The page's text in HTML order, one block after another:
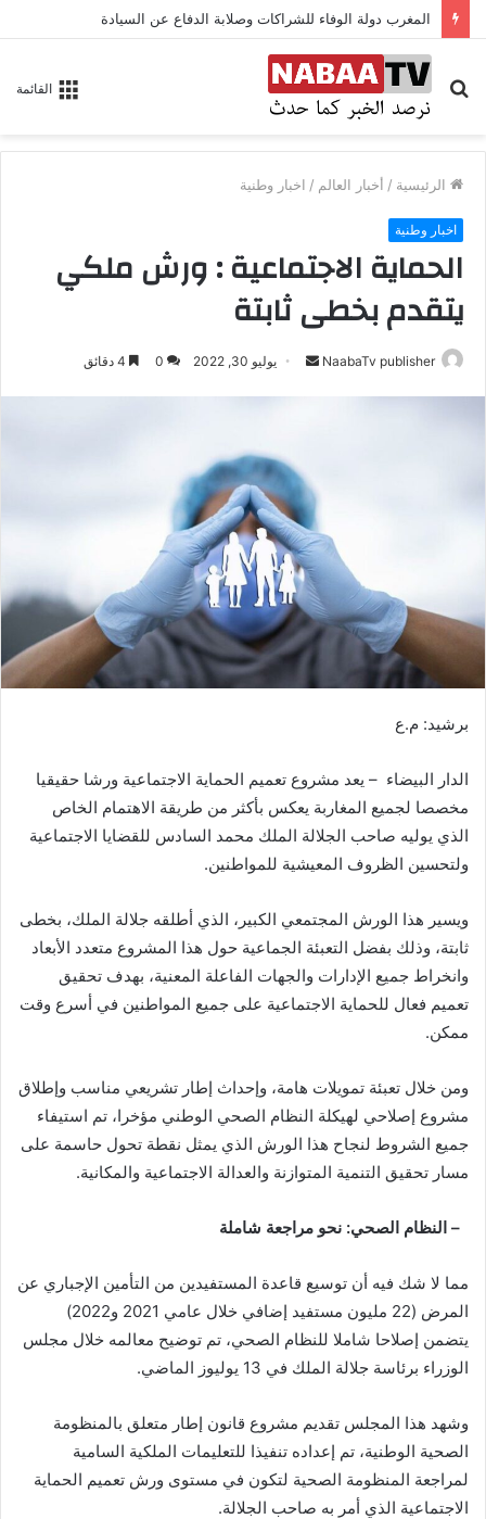
المغرب دولة الوفاء للشراكات وصلابة الدفاع عن السيادة
القائمة
بحث
عن
الرئيسية / أخبار العالم / اخبار وطنية
اخبار وطنية
الحماية الاجتماعية : ورش ملكي
يتقدم بخطى ثابتة
NaabaTv publisher
ر
د
ا
ك
ي
ا
يوليو 30, 2022 0
برشيد: م.ع
الدار البيضاء – يعد مشروع تعميم الحماية الاجتماعية ورشا حقيقيا
مخصصا لجميع المغاربة يعكس بأكثر من طريقة الاهتمام الخاص
الذي يوليه صاحب الجلالة الملك محمد السادس للقضايا الاجتماعية
ولتحسين الظروف المعيشية للمواطنين.
ويسير هذا الورش المجتمعي الكبير، الذي أطلقه جلالة الملك، بخطى
ثابتة، وذلك بفضل التعبئة الجماعية حول هذا المشروع متعدد الأبعاد
وانخراط جميع الإدارات والجهات الفاعلة المعنية، بهدف تحقيق
تعميم فعال للحماية الاجتماعية على جميع المواطنين في أسرع وقت
ممكن.
ومن خلال تعبئة تمويلات هامة، وإحداث إطار تشريعي مناسب وإطلاق
مشروع إصلاحي لهيكلة النظام الصحي الوطني مؤخرا، تم استيفاء
جميع الشروط لنجاح هذا الورش الذي يمثل نقطة تحول حاسمة على
مسار تحقيق التنمية المتوازنة والعدالة الاجتماعية والمكانية.
– النظام الصحي: نحو مراجعة شاملة
مما لا شك فيه أن توسيع قاعدة المستفيدين من التأمين الإجباري عن
المرض (22 مليون مستفيد إضافي خلال عامي 2021 و2022)
يتضمن إصلاحا شاملا للنظام الصحي، تم توضيح معالمه خلال مجلس
الوزراء برئاسة جلالة الملك في 13 يوليوز الماضي.
وشهد هذا المجلس تقديم مشروع قانون إطار متعلق بالمنظومة
الصحية الوطنية، تم إعداده تنفيذا للتعليمات الملكية السامية
لمراجعة المنظومة الصحية لتكون في مستوى ورش تعميم الحماية
الاجتماعية الذي أمر به صاحب الجلالة.